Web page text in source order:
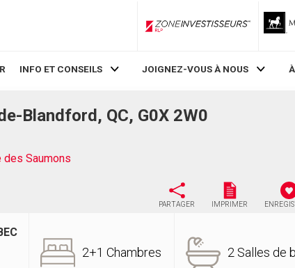
ZoneInvestisseurs RLP
INFO ET CONSEILS JOIGNEZ-VOUS À NOUS
Blandford, QC, G0X 2W0
des Saumons
PARTAGER IMPRIMER
2+1 Chambres 2 Salles de